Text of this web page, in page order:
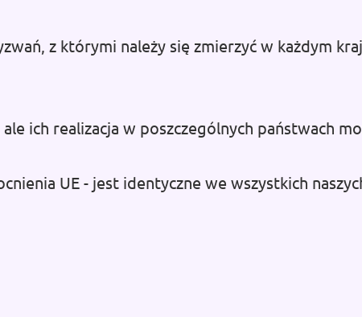
z którymi należy się zmierzyć w każdym
ich realizacja w poszczególnych państwach
UE - jest identyczne we wszystkich